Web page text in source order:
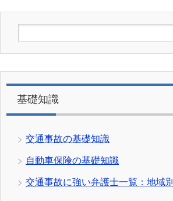
基礎知識
交通事故の基礎知識
自動車保険の基礎知識
交通事故に強い弁護士一覧：地域別